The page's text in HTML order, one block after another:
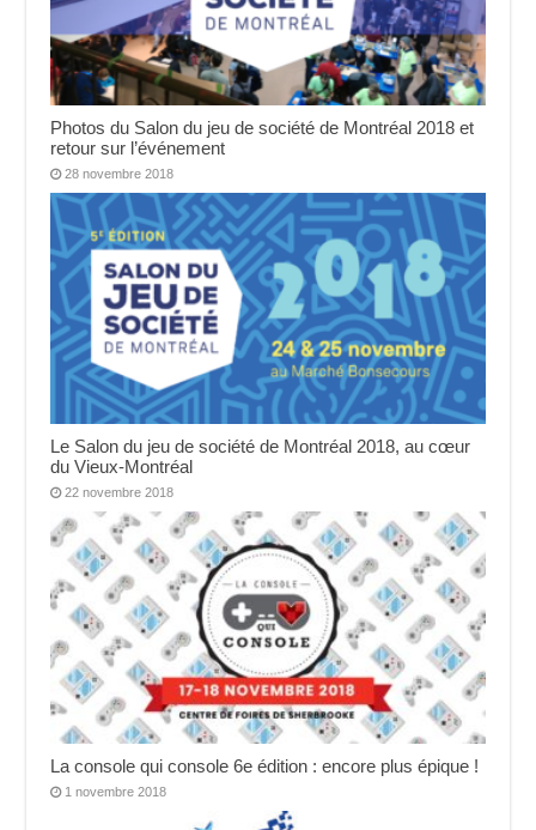
Photos du Salon du jeu de société de Montréal 2018 et
retour sur l’événement
28 novembre 2018
Le Salon du jeu de société de Montréal 2018, au cœur
du Vieux-Montréal
22 novembre 2018
La console qui console 6e édition : encore plus épique !
1 novembre 2018